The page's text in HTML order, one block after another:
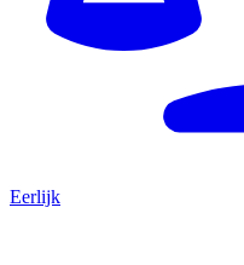
Eerlijk